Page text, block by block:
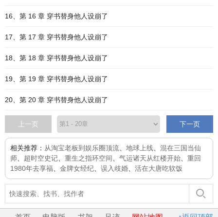
16、第 16 章 穿书替身他人设崩了
17、第 17 章 穿书替身他人设崩了
18、第 18 章 穿书替身他人设崩了
19、第 19 章 穿书替身他人设崩了
20、第 20 章 穿书替身他人设崩了
上一页 下一页
相关推荐： 从淘宝老板到娱乐圈顶流 地球上线
混在三国当仙
师
超时空史记 重生之指环空间 气运诸天从红楼开始
重回
1980年去享福
金牌女经纪 误入歧婚 活在大唐吃软饭